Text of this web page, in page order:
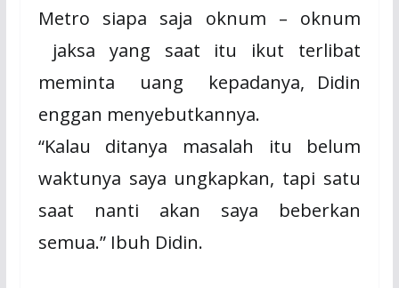
Metro siapa saja oknum – oknum
jaksa yang saat itu ikut terlibat
meminta
uang
kepadanya, Didin
enggan menyebutkannya.
“Kalau ditanya masalah itu belum
waktunya saya ungkapkan, tapi satu
saat nanti akan saya beberkan
semua.” Ibuh Didin.